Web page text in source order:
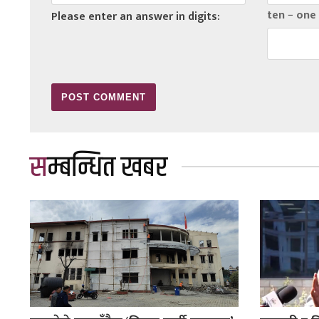
Please enter an answer in digits: ten − one
सम्बन्धित खबर